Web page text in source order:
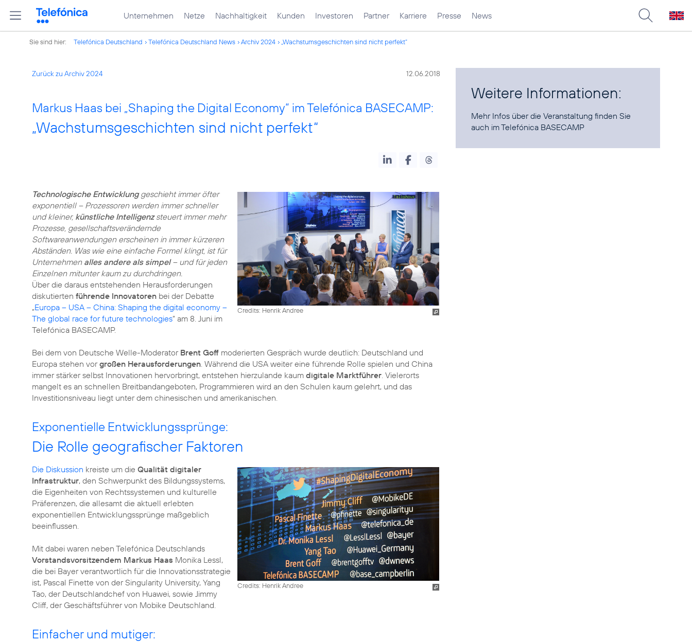
Unternehmen Netze Nachhaltigkeit Kunden Investoren Partner Karriere Presse News
Sie sind hier: Telefónica Deutschland Telefónica Deutschland News Archiv 2024 „Wachstumsgeschichten sind nicht perfekt“
Zurück zu Archiv 2024 12.06.2018
Markus Haas bei „Shaping the Digital Economy“ im Telefónica BASECAMP:
„Wachstumsgeschichten sind nicht perfekt“
Credits: Henrik Andree
Technologische Entwicklunggeschieht immer öfter
exponentiell – Prozessoren werden immer schneller
und kleiner, künstliche Intelligenzsteuert immer mehr
Prozesse, gesellschaftsverändernde
Softwareanwendungen erscheinen in immer kürzeren
Abständen. Was wie eine einfache Formel klingt, ist für
Unternehmen alles andere als simpel– und für jeden
Einzelnen mitunter kaum zu durchdringen.
Über die daraus entstehenden Herausforderungen
diskutierten führende Innovatoren bei der Debatte
„Europa – USA – China: Shaping the digital economy –
The global race for future technologies“ am 8. Juni im
Telefónica BASECAMP.
Bei dem von Deutsche Welle-Moderator Brent Goff moderierten Gespräch wurde deutlich: Deutschland und
Europa stehen vorgroßen Herausforderungen. Während die USA weiter eine führende Rolle spielen und China
immer stärker selbst Innovationen hervorbringt, entstehen hierzulande kaum digitale Marktführer. Vielerorts
mangelt es an schnellen Breitbandangeboten, Programmieren wird an den Schulen kaum gelehrt, und das
Investitionsniveau liegt unter dem chinesischen und amerikanischen.
Exponentielle Entwicklungssprünge:
Die Rolle geografischer Faktoren
Credits: Henrik Andree
Die Diskussion kreiste um die Qualität digitaler
Infrastruktur, den Schwerpunkt des Bildungssystems,
die Eigenheiten von Rechtssystemen und kulturelle
Präferenzen, die allesamt die aktuell erlebten
exponentiellen Entwicklungssprünge maßgeblich
beeinflussen.
Mit dabei waren neben Telefónica Deutschlands
Vorstandsvorsitzendem Markus Haas Monika Lessl,
die bei Bayer verantwortlich für die Innovationsstrategie
ist, Pascal Finette von der Singularity University, Yang
Tao, der Deutschlandchef von Huawei, sowie Jimmy
Cliff, der Geschäftsführer von Mobike Deutschland.
Einfacher und mutiger:
Weitere Informationen:
Mehr Infos über die Veranstaltung finden Sie
auch imTelefónica BASECAMP